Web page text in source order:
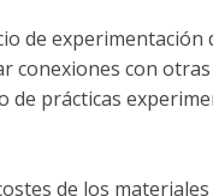
de experimentación
conexiones con
prácticas
de los